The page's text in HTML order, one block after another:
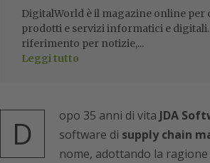
DigitalWorld è il magazine online per
prodotti e servizi informatici e
riferimento per notizie,...
Leggi tutto
D opo 35 anni di vita JDA
software di supply chain
nome, adottando la ragione